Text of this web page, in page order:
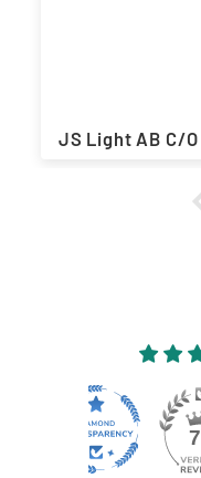
JS Light AB C/
73